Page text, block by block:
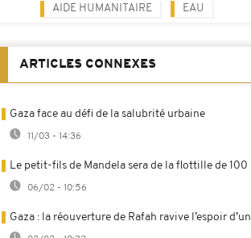
AIDE HUMANITAIRE EAU
ARTICLES CONNEXES
Gaza face au défi de la salubrité urbaine
11/03 - 14:36
Le petit-fils de Mandela sera de la flottille de 100
06/02 - 10:56
Gaza : la réouverture de Rafah ravive l’espoir